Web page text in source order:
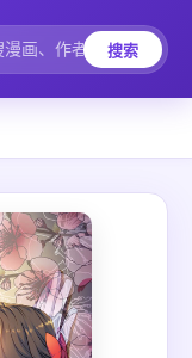
搜索